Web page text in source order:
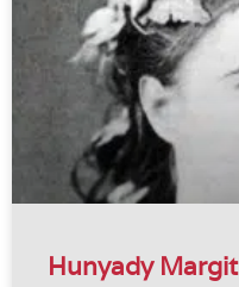
Hunyady Margit